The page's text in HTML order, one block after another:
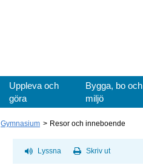
Uppleva och
göra
Bygga, bo och
miljö
Gymnasium Resor och inneboende
Lyssna Skriv ut